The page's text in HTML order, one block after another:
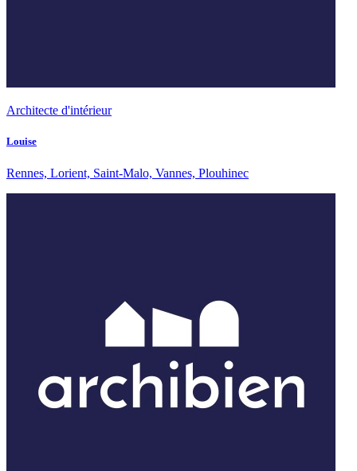
Architecte d'intérieur
Louise
Rennes, Lorient, Saint-Malo, Vannes, Plouhinec